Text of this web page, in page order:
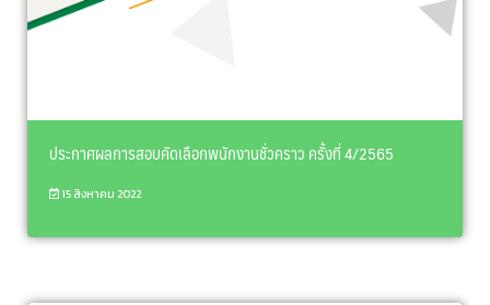
ประกาศผลการสอบคัดเลือกพนักงานชั่วคราว ครั้งที่ 4/2565
15 สิงหาคม 2022